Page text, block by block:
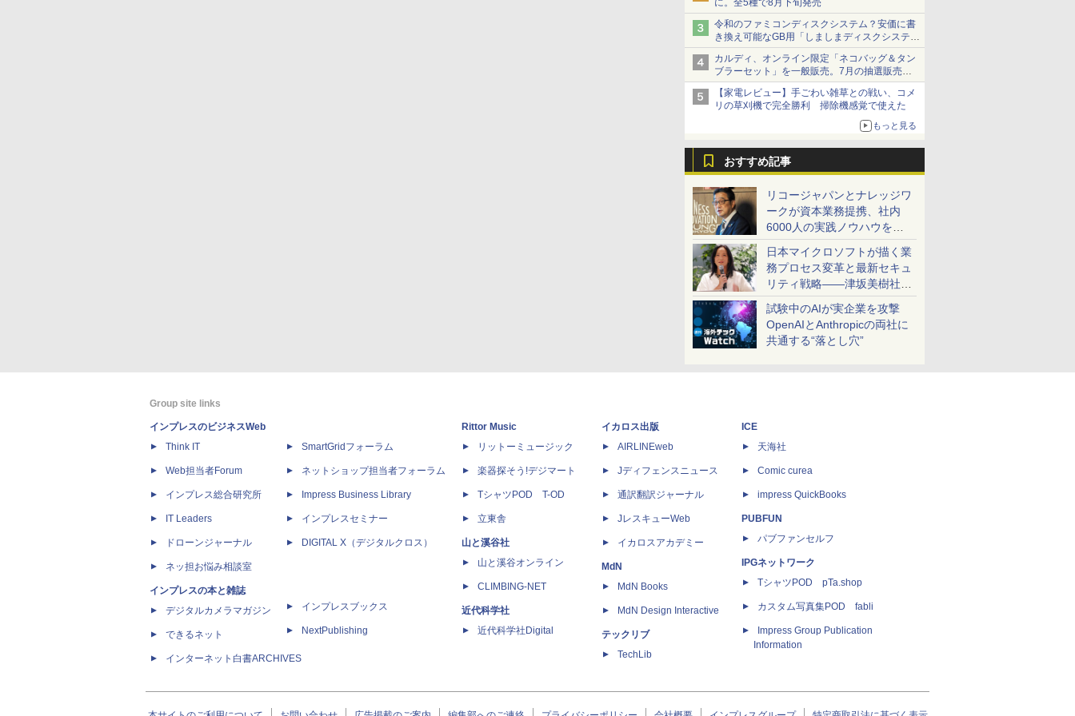
に。全5種で8月下旬発売
令和のファミコンディスクシステム？安価に書
き換え可能なGB用「しましまディスクシステ
ム」
カルディ、オンライン限定「ネコバッグ＆タン
ブラーセット」を一般販売。7月の抽選販売の
当選無効分
【家電レビュー】手ごわい雑草との戦い、コメ
リの草刈機で完全勝利 掃除機感覚で使えた
もっと見る
おすすめ記事
リコージャパンとナレッジワ
ークが資本業務提携、社内
6000人の実践ノウハウを生
かした「AI商談記録 for
RICOH」を展開へ
日本マイクロソフトが描く業
務プロセス変革と最新セキュ
リティ戦略――津坂美樹社長
が2027年度戦略を説明
試験中のAIが実企業を攻撃
OpenAIとAnthropicの両社に
共通する“落とし穴”
Group site links
インプレスのビジネスWeb
Think IT
Web担当者Forum
インプレス総合研究所
IT Leaders
ドローンジャーナル
ネッ担お悩み相談室
インプレスの本と雑誌
デジタルカメラマガジン
できるネット
インターネット白書ARCHIVES
SmartGridフォーラム
ネットショップ担当者フォーラム
Impress Business Library
インプレスセミナー
DIGITAL X（デジタルクロス）
インプレスブックス
NextPublishing
Rittor Music
リットーミュージック
楽器探そう!デジマート
TシャツPOD T-OD
立東舎
山と溪谷社
山と溪谷オンライン
CLIMBING-NET
近代科学社
近代科学社Digital
イカロス出版
AIRLINEweb
Jディフェンスニュース
通訳翻訳ジャーナル
JレスキューWeb
イカロスアカデミー
MdN
MdN Books
MdN Design Interactive
テックリブ
TechLib
ICE
天海社
Comic curea
impress QuickBooks
PUBFUN
パブファンセルフ
IPGネットワーク
TシャツPOD pTa.shop
カスタム写真集POD fabli
Impress Group Publication
Information